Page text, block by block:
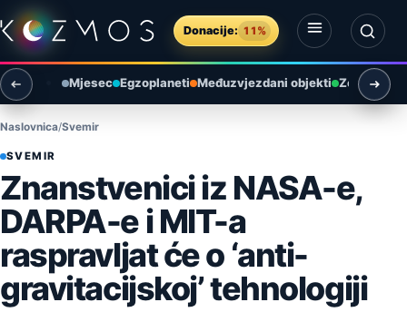
Preskoči na sadržaj
Donacije: 11%
Otvori izbornik
Otvori pretragu
Mjesec Egzoplaneti Međuzvjezdani objekti Zemlja i
Naslovnica Svemir
SVEMIR
Znanstvenici iz NASA-e,
DARPA-e i MIT-a
raspravljat će o ‘anti-
gravitacijskoj’ tehnologiji